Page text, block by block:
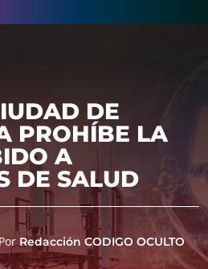
DE
PROHÍBE LA
A
DE SALUD
Por Redacción CODIGO OCULTO